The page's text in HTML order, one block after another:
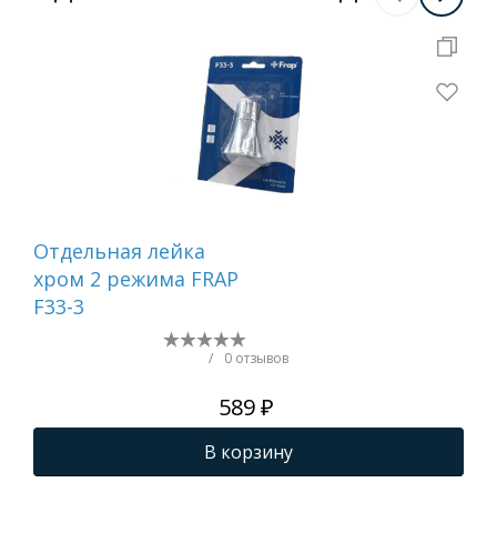
Отдельная лейка
хром 2 режима FRAP
F33-3
/ 0 отзывов
589 ₽
В корзину